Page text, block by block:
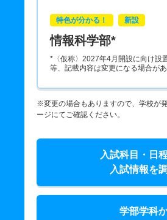
特色が分かる！ 新設
情報科学部*
*〈仮称〉2027年4月開設に向け設
等、記載内容は変更になる場合があ
※変更の場合もありますので、学校が
ージにてご確認ください。
入試科目・日
入試情報を
学部学科